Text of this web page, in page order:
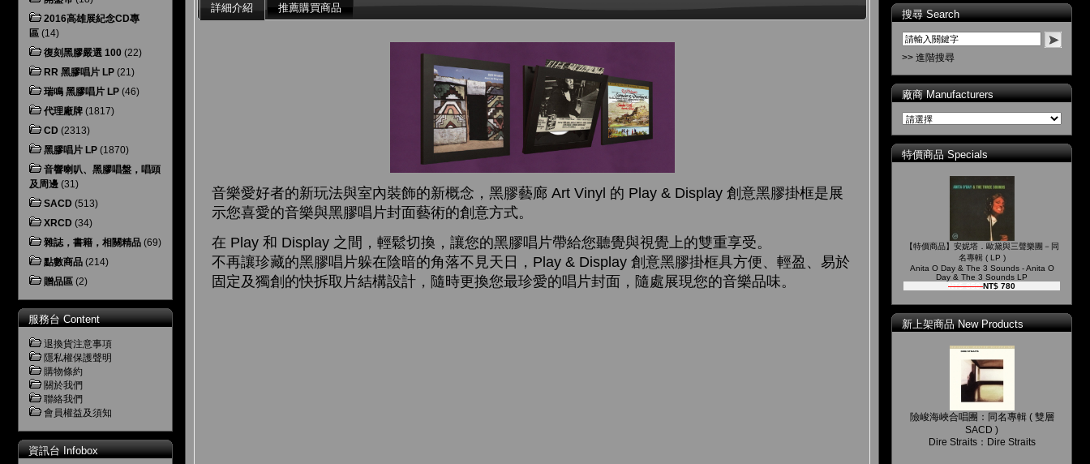
2016高雄展紀念CD專
區 (14)
復刻黑膠嚴選 100 (22)
RR 黑膠唱片 LP (21)
瑞鳴 黑膠唱片 LP (46)
代理廠牌 (1817)
CD (2313)
黑膠唱片 LP (1870)
音響喇叭、黑膠唱盤，唱頭
及周邊 (31)
SACD (513)
XRCD (34)
雜誌，書籍，相關精品 (69)
點數商品 (214)
贈品區 (2)
服務台 Content
退換貨注意事項
隱私權保護聲明
購物條約
關於我們
聯絡我們
會員權益及須知
資訊台 Infobox
詳細介紹 推薦購買商品
音樂愛好者的新玩法與室內裝飾的新概念，黑膠藝廊 Art Vinyl 的 Play & Display 創意黑膠掛框是展
示您喜愛的音樂與黑膠唱片封面藝術的創意方式。
在 Play 和 Display 之間，輕鬆切換，讓您的黑膠唱片帶給您聽覺與視覺上的雙重享受。
不再讓珍藏的黑膠唱片躲在陰暗的角落不見天日，Play & Display 創意黑膠掛框具方便、輕盈、易於
固定及獨創的快拆取片結構設計，隨時更換您最珍愛的唱片封面，隨處展現您的音樂品味。
搜尋 Search
>> 進階搜尋
廠商 Manufacturers
特價商品 Specials
【特價商品】安妮塔．歐黛與三聲樂團－同
名專輯 ( LP )
Anita O Day & The 3 Sounds - Anita O
Day & The 3 Sounds LP
NT$ 850NT$ 780
新上架商品 New Products
險峻海峽合唱團：同名專輯 ( 雙層
SACD )
Dire Straits：Dire Straits